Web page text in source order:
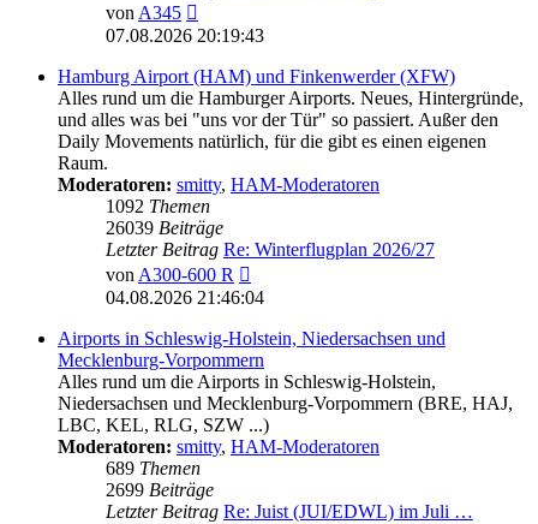
vonA345
Beitrag
07.08.2026 20:19:43
Hamburg Airport (HAM) und Finkenwerder (XFW)
Alles rund um die Hamburger Airports. Neues, Hintergründe,
und alles was bei "uns vor der Tür" so passiert. Außer den
Daily Movements natürlich, für die gibt es einen eigenen
Raum.
Moderatoren: smitty, HAM-Moderatoren
1092 Themen
26039 Beiträge
Letzter Beitrag Re: Winterflugplan 2026/27
vonA300-600 R
Beitrag
04.08.2026 21:46:04
Airports in Schleswig-Holstein, Niedersachsen und
Mecklenburg-Vorpommern
Alles rund um die Airports in Schleswig-Holstein,
Niedersachsen und Mecklenburg-Vorpommern (BRE, HAJ,
LBC, KEL, RLG, SZW ...)
Moderatoren: smitty, HAM-Moderatoren
689 Themen
2699 Beiträge
Letzter Beitrag Re: Juist (JUI/EDWL) im Juli …